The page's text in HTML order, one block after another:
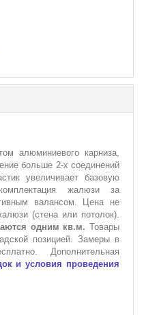
алюминиевого карниза,
больше 2-х соединений
увеличивает базовую
жалюзи за
валансом. Цена не
(стена или потолок).
одним кв.м. Товары
позицией. Замеры в
Дополнительная
и условия проведения